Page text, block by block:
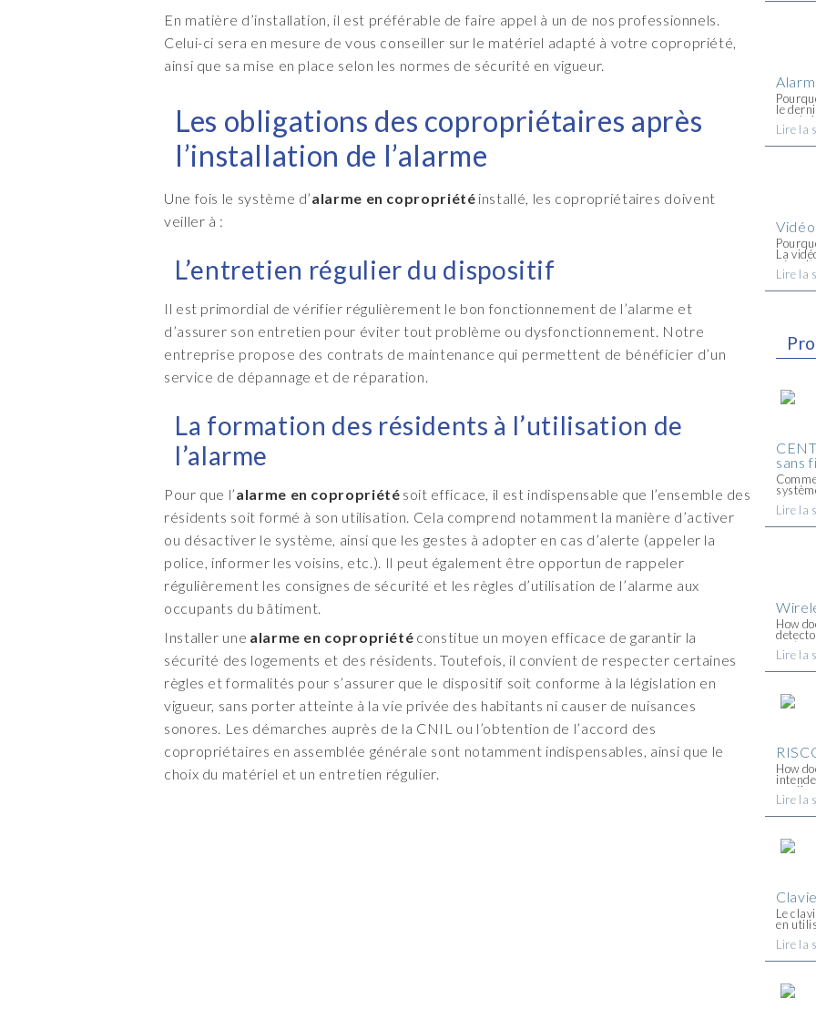
En matière d’installation, il est préférable de faire appel à un de nos professionnels.
Celui-ci sera en mesure de vous conseiller sur le matériel adapté à votre copropriété,
ainsi que sa mise en place selon les normes de sécurité en vigueur.
Les obligations des copropriétaires après
l’installation de l’alarme
Une fois le système d’alarme en copropriété installé, les copropriétaires doivent
veiller à :
L’entretien régulier du dispositif
Il est primordial de vérifier régulièrement le bon fonctionnement de l’alarme et
d’assurer son entretien pour éviter tout problème ou dysfonctionnement. Notre
entreprise propose des contrats de maintenance qui permettent de bénéficier d’un
service de dépannage et de réparation.
La formation des résidents à l’utilisation de
l’alarme
Pour que l’alarme en copropriété soit efficace, il est indispensable que l’ensemble des
résidents soit formé à son utilisation. Cela comprend notamment la manière d’activer
ou désactiver le système, ainsi que les gestes à adopter en cas d’alerte (appeler la
police, informer les voisins, etc.). Il peut également être opportun de rappeler
régulièrement les consignes de sécurité et les règles d’utilisation de l’alarme aux
occupants du bâtiment.
Installer une alarme en copropriété constitue un moyen efficace de garantir la
sécurité des logements et des résidents. Toutefois, il convient de respecter certaines
règles et formalités pour s’assurer que le dispositif soit conforme à la législation en
vigueur, sans porter atteinte à la vie privée des habitants ni causer de nuisances
sonores. Les démarches auprès de la CNIL ou l’obtention de l’accord des
copropriétaires en assemblée générale sont notamment indispensables, ainsi que le
choix du matériel et un entretien régulier.
le
Lire la
La
Lire la
sans
et
Lire la
How
when
Lire la
How
control
Lire la
Le
en
pour
est
Lire la